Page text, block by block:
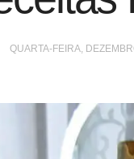
QUARTA-FEIRA,